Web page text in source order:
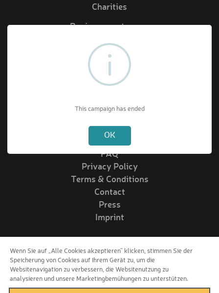
Charities
Business customers
en
About us
How it works
FAQ
Privacy Policy
Terms & Conditions
Contact
Press
Imprint
Follow us!
This campaign has ended
OK
Wenn Sie auf „Alle Cookies akzeptieren“ klicken, stimmen Sie der
Speicherung von Cookies auf Ihrem Gerät zu, um die
Websitenavigation zu verbessern, die Websitenutzung zu
analysieren und unsere Marketingbemühungen zu unterstützen.